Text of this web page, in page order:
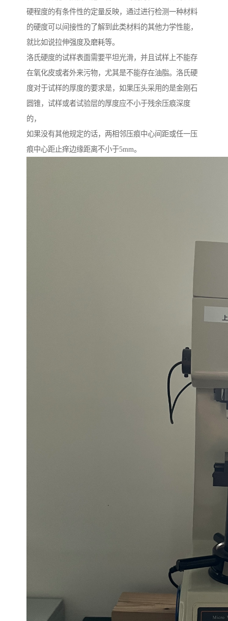
硬程度的有条件性的定量反映，通过进行检测一种材料
的硬度可以间接性的了解到此类材料的其他力学性能，
就比如说拉伸强度及磨耗等。
洛氏硬度的试样表面需要平坦光滑，并且试样上不能存
在氧化皮或者外来污物，尤其是不能存在油脂。洛氏硬
度对于试样的厚度的要求是，如果压头采用的是金刚石
圆锥，试样或者试验层的厚度应不小于残余压痕深度
的，
如果没有其他规定的话，两相邻压痕中心间距或任一压
痕中心距止痒边缘距离不小于5mm。